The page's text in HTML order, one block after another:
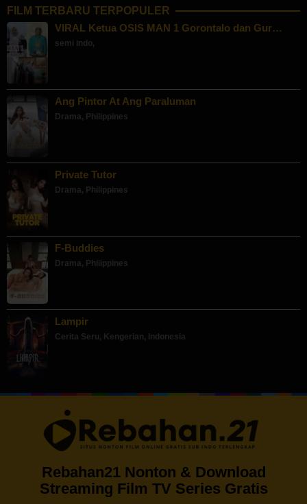
FILM TERBARU TERPOPULER
VIRAL Ketua OSIS MAN 1 Gorontalo dan Gur…
semi indo,
Ang Pintor At Ang Paraluman
Drama, Philippines
Private Tutor
Drama, Philippines
F-Buddies
Drama, Philippines
Lampir
Cerita Seru, Kengerian, Indonesia
Rebahan21 Nonton & Download
Streaming Film TV Series Gratis